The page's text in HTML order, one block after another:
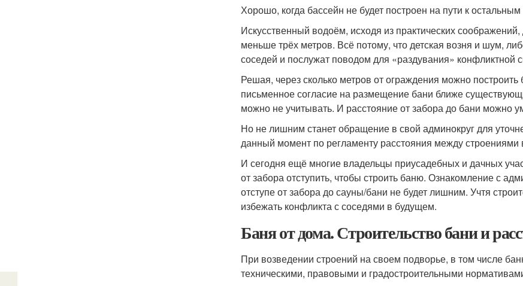
Хорошо, когда бассейн не будет построен на пути к
Искусственный водоём, исходя из практических
меньше трёх метров. Всё потому, что детская возня и шум,
соседей и послужат поводом для «раздувания» конфликтной
Решая, через сколько метров от ограждения можно
письменное согласие на размещение бани ближе
можно не учитывать. И расстояние от забора до бани можно
Но не лишним станет обращение в свой админокруг для
данный момент по регламенту расстояния между строениями
И сегодня ещё многие владельцы приусадебных и дачных
от забора отступить, чтобы строить баню. Ознакомление с
отступе от забора до сауны/бани не будет лишним. Учтя
избежать конфликта с соседями в будущем.
Баня от дома. Строительство бани и
При возведении строений на своем подворье, в том числе
техническими, правовыми и градостроительными